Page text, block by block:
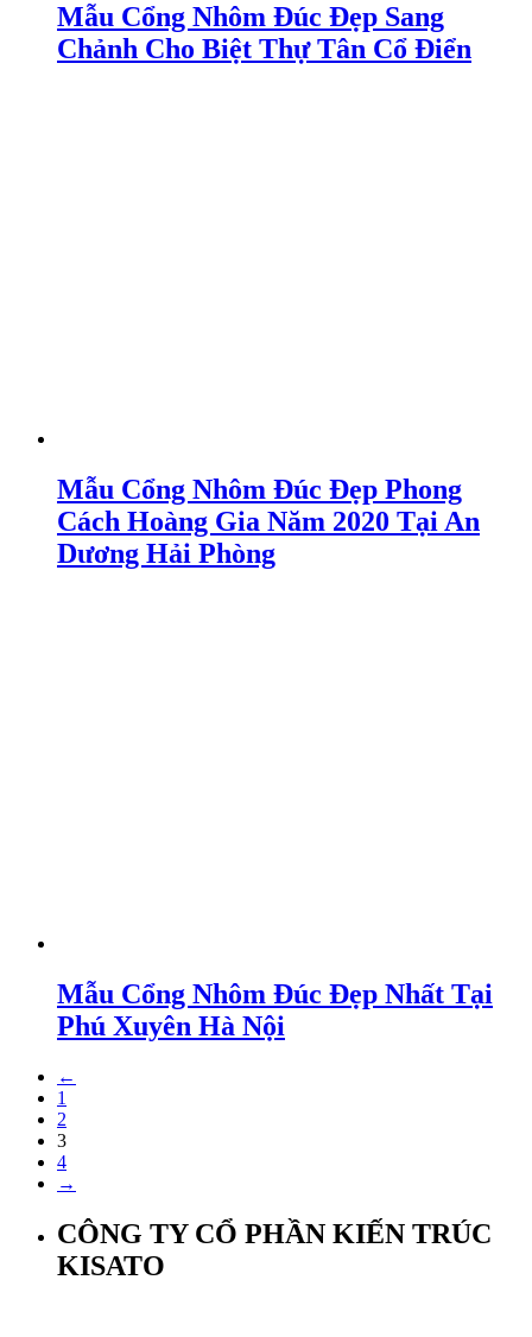
Mẫu Cổng Nhôm Đúc Đẹp Sang
Chảnh Cho Biệt Thự Tân Cổ Điển
Mẫu Cổng Nhôm Đúc Đẹp Phong
Cách Hoàng Gia Năm 2020 Tại An
Dương Hải Phòng
Mẫu Cổng Nhôm Đúc Đẹp Nhất Tại
Phú Xuyên Hà Nội
←
1
2
3
4
→
CÔNG TY CỔ PHẦN KIẾN TRÚC
KISATO